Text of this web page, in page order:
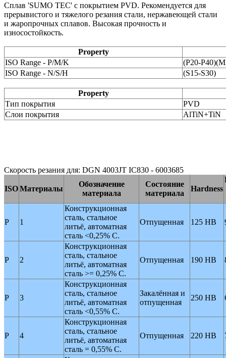
Сплав 'SUMO TEC' с покрытием PVD. Рекомендуется для
прерывистого и тяжелого резания стали, нержавеющей стали
и жаропрочных сплавов. Высокая прочность и
износостойкость.
Property
ISO Range - P/M/K
(P20-
ISO Range - N/S/H
(S15-S30)
Property
Тип покрытия
PVD
Слои покрытия
AlTiN+TiN
Скорость резания для: DGN 4003JT IC830 - 6003685
ISOМатериалы
Обозначение
материала
Состояние
материала
Hardness
P 1
Конструкционная
сталь, стальное
литьё, автоматная
сталь <0,25% C.
Отпущенная 125 HB
P 2
Конструкционная
сталь, стальное
литьё, автоматная
сталь >= 0,25% C.
Отпущенная 190 HB
P 3
Конструкционная
сталь, стальное
литьё, автоматная
сталь <0,55% C.
Закалённая и
отпущенная
250 HB
P 4
Конструкционная
сталь, стальное
литьё, автоматная
сталь = 0,55% C.
Отпущенная 220 HB